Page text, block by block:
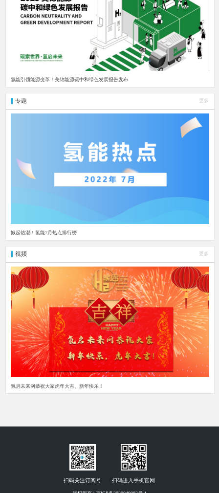
氢能引领能源变革！美锦能源碳中和绿色发展报告发布
专题 更多
掀起热潮！氢能7月热点排行榜
视频 更多
氢启未来网恭祝大家虎年大吉、新年快乐！
扫码关注订阅号 扫码进入手机官网